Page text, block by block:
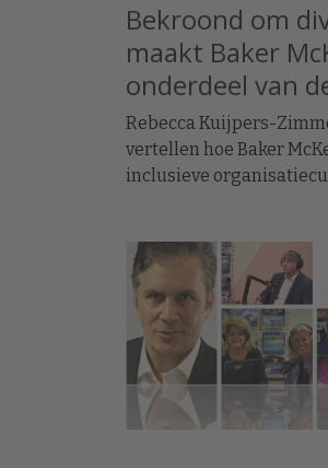
Bekroond om
maakt Baker
onderdeel van
Rebecca Kuijpers-
vertellen hoe Baker
inclusieve